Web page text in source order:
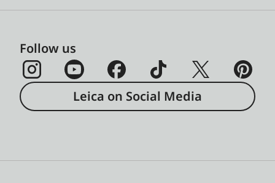
Follow us
Leica on Social Media